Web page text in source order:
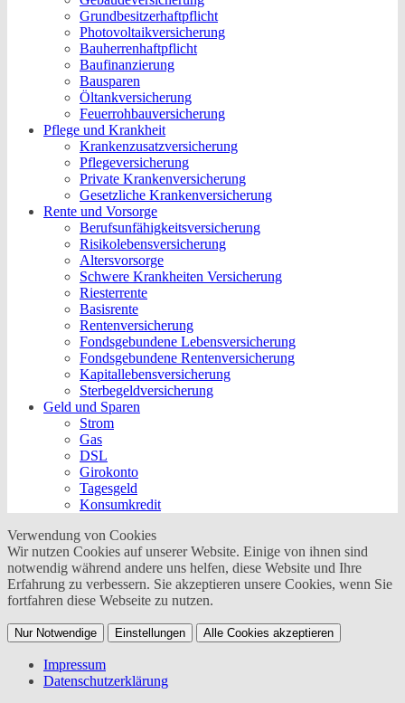
Grundbesitzerhaftpflicht
Photovoltaikversicherung
Bauherrenhaftpflicht
Baufinanzierung
Bausparen
Öltankversicherung
Feuerrohbauversicherung
Pflege und Krankheit
Krankenzusatzversicherung
Pflegeversicherung
Private Krankenversicherung
Gesetzliche Krankenversicherung
Rente und Vorsorge
Berufs­unfähigkeitsversicherung
Risikolebensversicherung
Altersvorsorge
Schwere Krankheiten Versicherung
Riesterrente
Basisrente
Rentenversicherung
Fondsgebundene Lebensversicherung
Fondsgebundene Rentenversicherung
Kapitallebensversicherung
Sterbegeldversicherung
Geld und Sparen
Strom
Gas
DSL
Girokonto
Tagesgeld
Konsumkredit
Verwendung von Cookies
Wir nutzen Cookies auf unserer Website. Einige von ihnen sind
notwendig während andere uns helfen, diese Website und Ihre
Erfahrung zu verbessern. Sie akzeptieren unsere Cookies, wenn Sie
fortfahren diese Webseite zu nutzen.
Nur Notwendige Einstellungen Alle Cookies akzeptieren
Impressum
Datenschutzerklärung